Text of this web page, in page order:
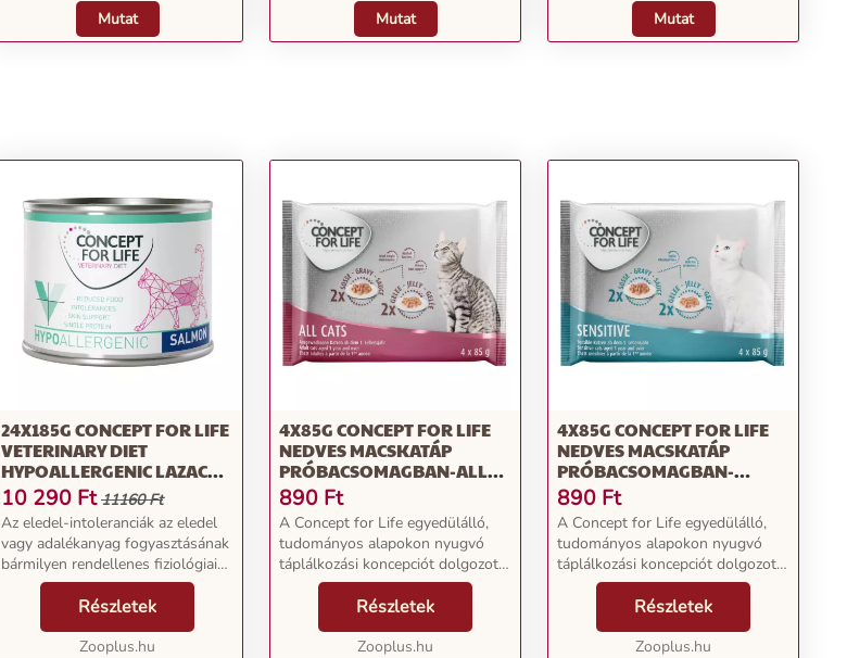
Mutat Mutat Mutat
24X185G CONCEPT FOR LIFE
VETERINARY DIET
HYPOALLERGENIC LAZAC
NEDVES GYÓGYTÁP
MACSKÁKNAK
10 290 Ft 11160 Ft
Az eledel-intoleranciák az eledel
vagy adalékanyag fogyasztásának
bármilyen rendellenes fiziológiai
reakciójára utalnak. Különbséget
teszünk eledelallergiák és eledel-
intolerancia között. Eledelallerg...
Részletek
Zooplus.hu
4X85G CONCEPT FOR LIFE
NEDVES MACSKATÁP
PRÓBACSOMAGBAN-ALL
CATS
890 Ft
A Concept for Life egyedülálló,
tudományos alapokon nyugvó
táplálkozási koncepciót dolgozott
ki, amelynek során a macska
egyéni jólétére és
táplálkozásfiziológiai igényeire
fókuszálnak. A nedves elede...
Részletek
Zooplus.hu
4X85G CONCEPT FOR LIFE
NEDVES MACSKATÁP
PRÓBACSOMAGBAN-
SENSITIVE
890 Ft
A Concept for Life egyedülálló,
tudományos alapokon nyugvó
táplálkozási koncepciót dolgozott
ki, amelynek során a macska
egyéni jólétére és
táplálkozásfiziológiai igényeire
fókuszálnak. A nedves elede...
Részletek
Zooplus.hu